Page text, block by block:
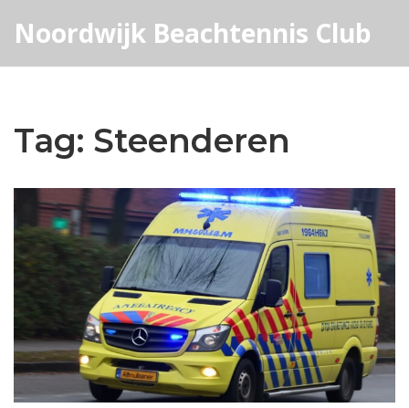
Noordwijk Beachtennis Club
Tag: Steenderen